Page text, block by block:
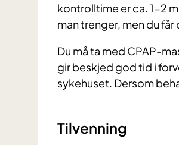
kontrolltime er ca. 1-2
man trenger, men du
Du må ta med CPAP-
gir beskjed god tid i
sykehuset. Dersom
Tilvenning